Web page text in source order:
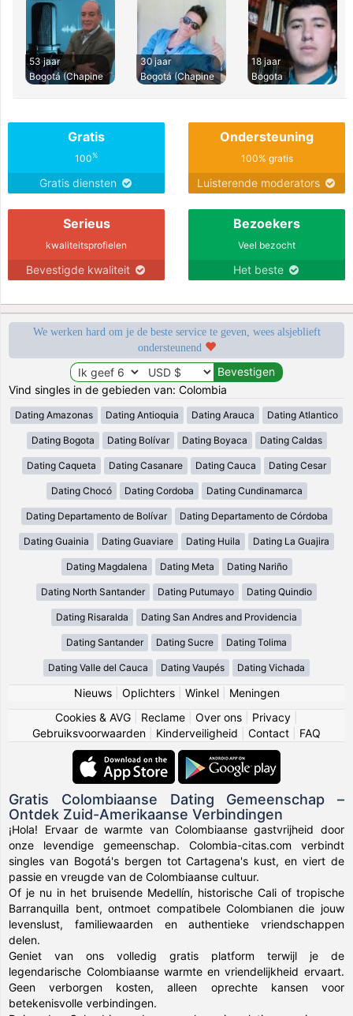
53 jaar
Bogotá (Chapine
30 jaar
Bogotá (Chapine
18 jaar
Bogota
Gratis
100%
Gratis diensten
Ondersteuning
100% gratis
Luisterende moderators
Serieus
kwaliteitsprofielen
Bevestigde kwaliteit
Bezoekers
Veel bezocht
Het beste
We werken hard om je de beste service te geven, wees alsjeblieft
ondersteunend
Vind singles in de gebieden van: Colombia
Dating Amazonas Dating Antioquia Dating Arauca Dating Atlantico
Dating Bogota Dating Bolívar Dating Boyaca Dating Caldas
Dating Caqueta Dating Casanare Dating Cauca Dating Cesar
Dating Chocó Dating Cordoba Dating Cundinamarca
Dating Departamento de Bolívar Dating Departamento de Córdoba
Dating Guainia Dating Guaviare Dating Huila Dating La Guajira
Dating Magdalena Dating Meta Dating Nariño
Dating North Santander Dating Putumayo Dating Quindio
Dating Risaralda Dating San Andres and Providencia
Dating Santander Dating Sucre Dating Tolima
Dating Valle del Cauca Dating Vaupés Dating Vichada
Nieuws| Oplichters| Winkel| Meningen
Cookies & AVG
Reclame Over ons Privacy
Gebruiksvoorwaarden
Kinderveiligheid Contact FAQ
Gratis Colombiaanse Dating Gemeenschap –
Ontdek Zuid-Amerikaanse Verbindingen
¡Hola! Ervaar de warmte van Colombiaanse gastvrijheid door
onze levendige gemeenschap. Colombia-citas.com verbindt
singles van Bogotá's bergen tot Cartagena's kust, en viert de
passie en vreugde van de Colombiaanse cultuur.
Of je nu in het bruisende Medellín, historische Cali of tropische
Barranquilla bent, ontmoet compatibele Colombianen die jouw
levenslust, familiewaarden en authentieke vriendschappen
delen.
Geniet van ons volledig gratis platform terwijl je de
legendarische Colombiaanse warmte en vriendelijkheid ervaart.
Geen verborgen kosten, alleen oprechte kansen voor
betekenisvolle verbindingen.